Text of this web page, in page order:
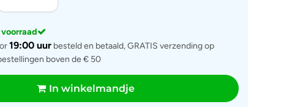
19:00 uur besteld en betaald, GRATIS verzending op
boven de € 50
In winkelmandje